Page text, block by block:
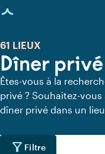
chargée
Dîner
61 LIEUX
Êtes-vous à la
privé ? Souhaitez-
dîner privé dans un
tous les lieux à
filter_alt Filtre